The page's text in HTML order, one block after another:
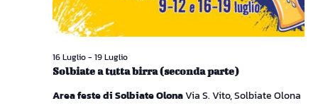
Solbiate a tutta birra (seconda parte)
16 Luglio- 19 Luglio
Area feste di Solbiate OlonaVia S. Vito, Solbiate Olona